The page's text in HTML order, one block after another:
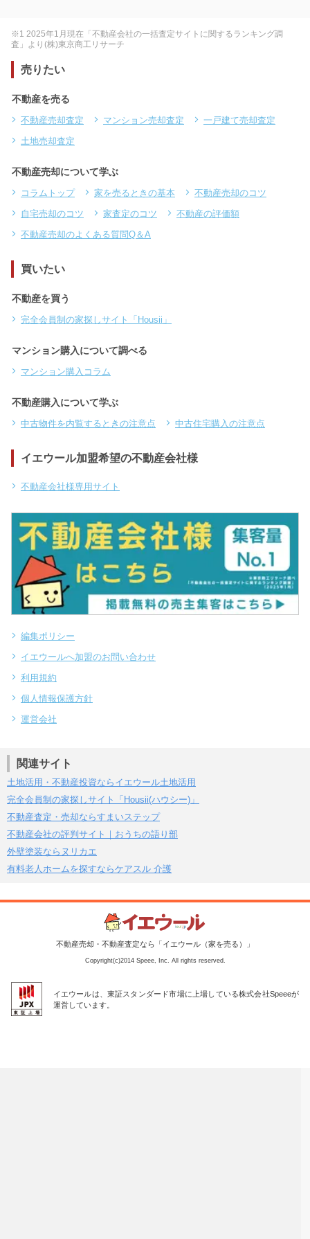
※1 2025年1月現在「不動産会社の一括査定サイトに関するランキング調
査」より(株)東京商工リサーチ
売りたい
不動産を売る
不動産売却査定 マンション売却査定
一戸建て売却査定
土地売却査定
不動産売却について学ぶ
コラムトップ 家を売るときの基本
不動産売却のコツ
自宅売却のコツ
家査定のコツ
不動産の評価額
不動産売却のよくある質問Q＆A
買いたい
不動産を買う
完全会員制の家探しサイト「Housii」
マンション購入について調べる
マンション購入コラム
不動産購入について学ぶ
中古物件を内覧するときの注意点 中古住宅購入の注意点
イエウール加盟希望の不動産会社様
不動産会社様専用サイト
編集ポリシー
イエウールへ加盟のお問い合わせ
利用規約
個人情報保護方針
運営会社
関連サイト
土地活用・不動産投資ならイエウール土地活用
完全会員制の家探しサイト「Housii(ハウシー)」
不動産査定・売却ならすまいステップ
不動産会社の評判サイト｜おうちの語り部
外壁塗装ならヌリカエ
有料老人ホームを探すならケアスル 介護
不動産売却・不動産査定なら「イエウール（家を売る）」
Copyright(c)2014 Speee, Inc. All rights reserved.
イエウールは、東証スタンダード市場に上場している株式会社Speeeが
運営しています。